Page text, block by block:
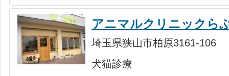
アニマルクリニックら
埼玉県狭山市柏原3161-106
犬猫診療